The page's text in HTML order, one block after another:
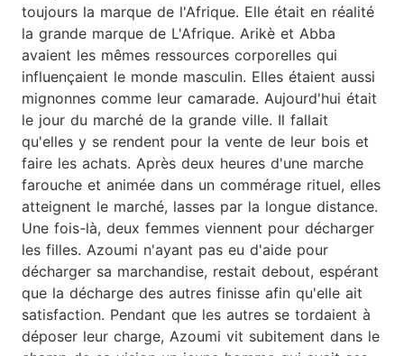
toujours la marque de l'Afrique. Elle était en réalité
la grande marque de L'Afrique. Arikè et Abba
avaient les mêmes ressources corporelles qui
influençaient le monde masculin. Elles étaient aussi
mignonnes comme leur camarade. Aujourd'hui était
le jour du marché de la grande ville. Il fallait
qu'elles y se rendent pour la vente de leur bois et
faire les achats. Après deux heures d'une marche
farouche et animée dans un commérage rituel, elles
atteignent le marché, lasses par la longue distance.
Une fois-là, deux femmes viennent pour décharger
les filles. Azoumi n'ayant pas eu d'aide pour
décharger sa marchandise, restait debout, espérant
que la décharge des autres finisse afin qu'elle ait
satisfaction. Pendant que les autres se tordaient à
déposer leur charge, Azoumi vit subitement dans le